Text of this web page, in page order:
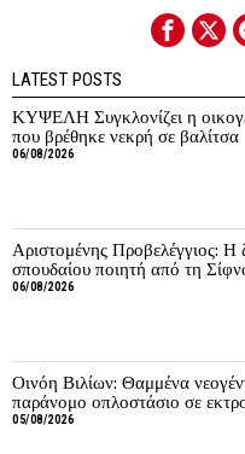
LATEST POSTS
ΚΥΨΕΛΗ Συγκλονίζει η
που βρέθηκε νεκρή σε βαλίτσα
06/08/2026
Αριστομένης Προβελέγγιος: Η
σπουδαίου ποιητή από τη
06/08/2026
Οινόη Βιλίων: Θαμμένα
παράνομο οπλοστάσιο σε
05/08/2026